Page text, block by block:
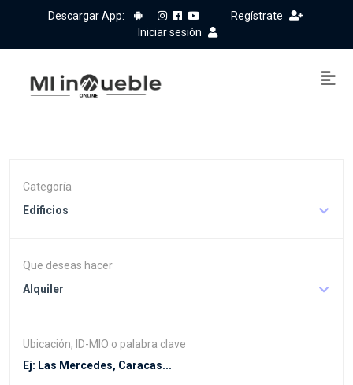
Descargar App:
Regístrate
Iniciar sesión
Categoría
Edificios
Que deseas hacer
Alquiler
Ubicación, ID-MIO o palabra clave